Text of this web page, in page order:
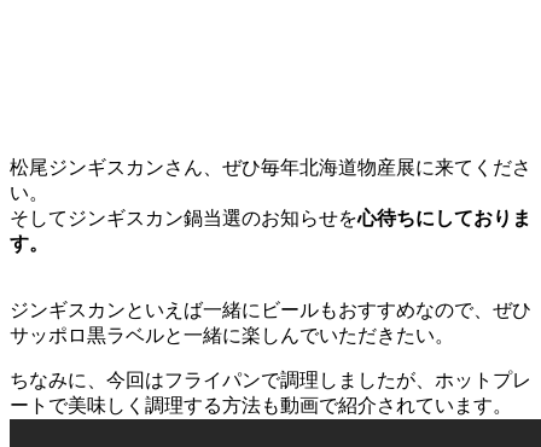
松尾ジンギスカンさん、ぜひ毎年北海道物産展に来てくださ
い。
そしてジンギスカン鍋当選のお知らせを心待ちにしておりま
す。
ジンギスカンといえば一緒にビールもおすすめなので、ぜひ
サッポロ黒ラベルと一緒に楽しんでいただきたい。
ちなみに、今回はフライパンで調理しましたが、ホットプレ
ートで美味しく調理する方法も動画で紹介されています。